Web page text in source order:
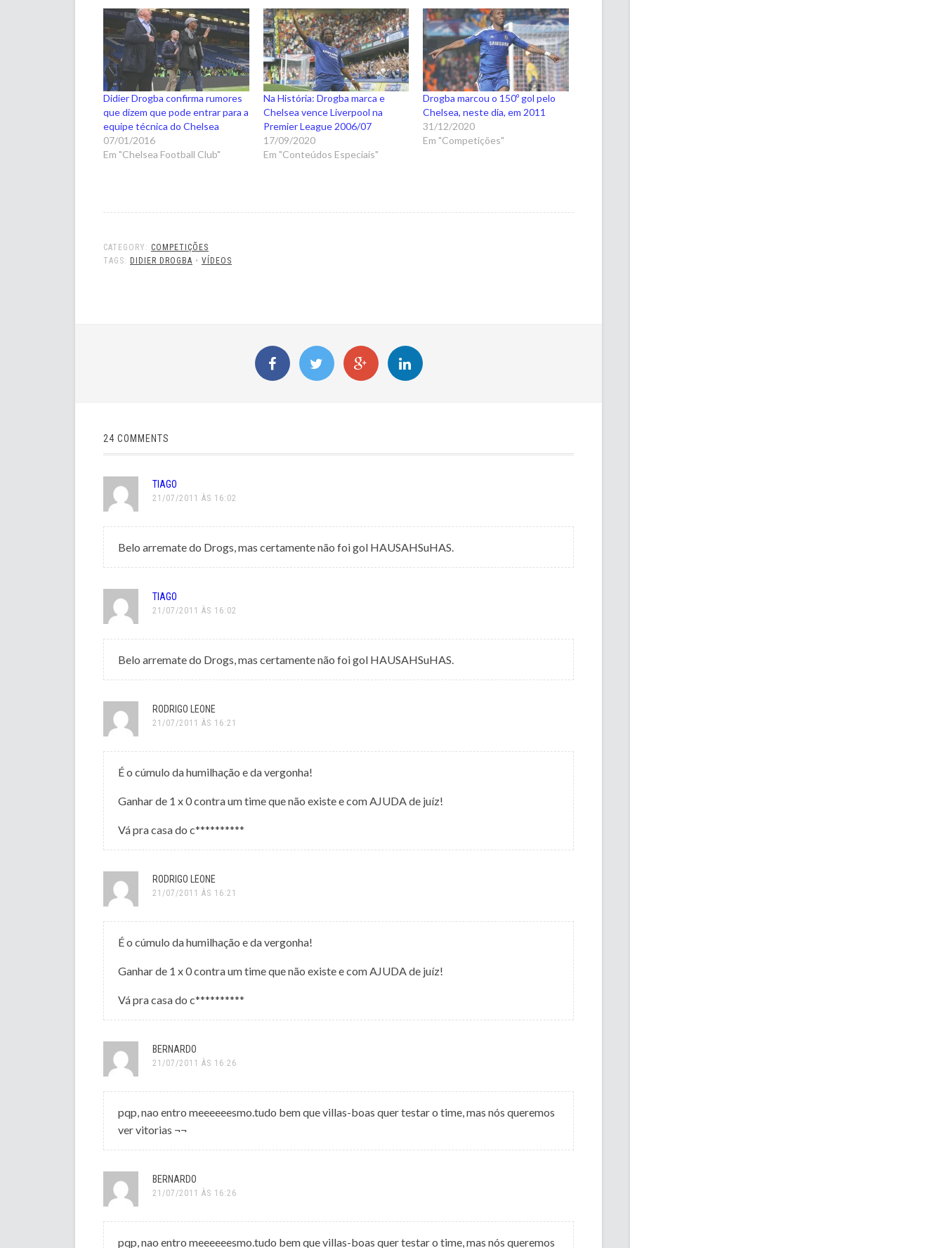
Didier Drogba confirma rumores
que dizem que pode entrar para a
equipe técnica do Chelsea
07/01/2016
Em "Chelsea Football Club"
Na História: Drogba marca e
Chelsea vence Liverpool na
Premier League 2006/07
17/09/2020
Em "Conteúdos Especiais"
Drogba marcou o 150º gol pelo
Chelsea, neste dia, em 2011
31/12/2020
Em "Competições"
CATEGORY: COMPETIÇÕES
TAGS: DIDIER DROGBA • VÍDEOS
24 COMMENTS
TIAGO
21/07/2011 ÀS 16:02
Belo arremate do Drogs, mas certamente não foi gol HAUSAHSuHAS.
TIAGO
21/07/2011 ÀS 16:02
Belo arremate do Drogs, mas certamente não foi gol HAUSAHSuHAS.
RODRIGO LEONE
21/07/2011 ÀS 16:21
É o cúmulo da humilhação e da vergonha!
Ganhar de 1 x 0 contra um time que não existe e com AJUDA de juíz!
Vá pra casa do c**********
RODRIGO LEONE
21/07/2011 ÀS 16:21
É o cúmulo da humilhação e da vergonha!
Ganhar de 1 x 0 contra um time que não existe e com AJUDA de juíz!
Vá pra casa do c**********
BERNARDO
21/07/2011 ÀS 16:26
pqp, nao entro meeeeeesmo.tudo bem que villas-boas quer testar o time, mas nós queremos
ver vitorias ¬¬
BERNARDO
21/07/2011 ÀS 16:26
pqp, nao entro meeeeeesmo.tudo bem que villas-boas quer testar o time, mas nós queremos